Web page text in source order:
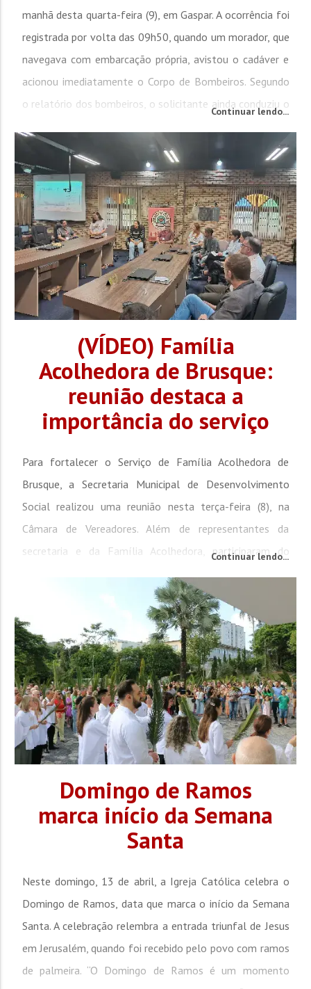
manhã desta quarta-feira (9), em Gaspar. A ocorrência foi
registrada por volta das 09h50, quando um morador, que
navegava com embarcação própria, avistou o cadáver e
acionou imediatamente o Corpo de Bombeiros. Segundo
o relatório dos bombeiros, o solicitante ainda conduziu o
equipes de resgate. Ao chegarem ao local, os...
Continuar lendo...
(VÍDEO) Família
Acolhedora de Brusque:
reunião destaca a
importância do serviço
Para fortalecer o Serviço de Família Acolhedora de
Brusque, a Secretaria Municipal de Desenvolvimento
Social realizou uma reunião nesta terça-feira (8), na
Câmara de Vereadores. Além de representantes da
secretaria e da Família Acolhedora, participaram do
Infância e da Juventude, Fernanda Vailati, e o juiz Maycon
Rangel Favareto, titular da Vara da Família, Órfãos,...
Continuar lendo...
Domingo de Ramos
marca início da Semana
Santa
Neste domingo, 13 de abril, a Igreja Católica celebra o
Domingo de Ramos, data que marca o início da Semana
Santa. A celebração relembra a entrada triunfal de Jesus
em Jerusalém, quando foi recebido pelo povo com ramos
de palmeira. “O Domingo de Ramos é um momento